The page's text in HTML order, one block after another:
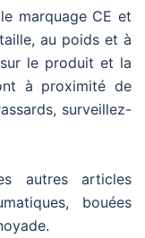
marquage CE et
au poids et à
sur le produit et la
à proximité de
surveillez-
autres articles
bouées